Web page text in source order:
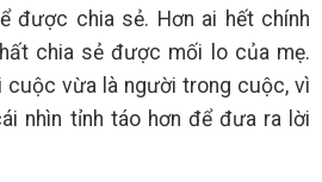
được chia sẻ. Hơn ai hết chính
chia sẻ được mối lo của mẹ.
cuộc vừa là người trong cuộc, vì
nhìn tỉnh táo hơn để đưa ra lời